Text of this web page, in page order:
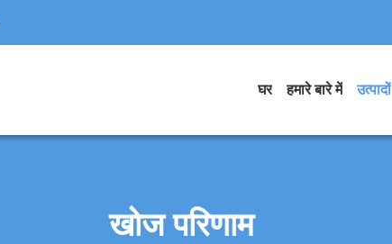
घर हमारे बारे में उत्पादों
खोज परिणाम